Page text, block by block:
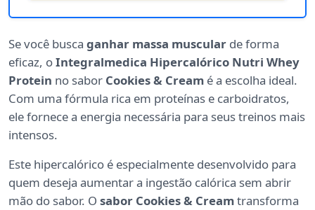
Se você busca ganhar massa muscular de forma
eficaz, oIntegralmedica Hipercalórico Nutri Whey
Protein no sabor Cookies & Cream é a escolha ideal.
Com uma fórmula rica em proteínas e carboidratos,
ele fornece a energia necessária para seus treinos mais
intensos.
Este hipercalórico é especialmente desenvolvido para
quem deseja aumentar a ingestão calórica sem abrir
mão do sabor. O sabor Cookies & Creamtransforma